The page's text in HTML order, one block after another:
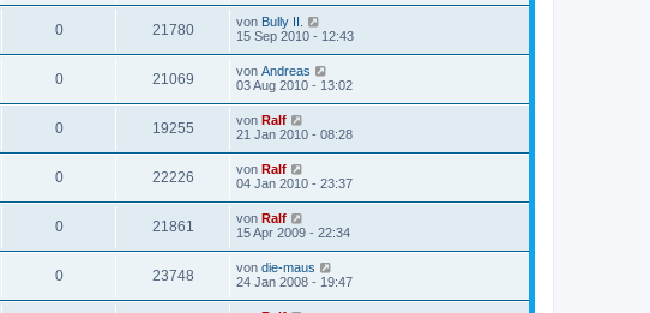
0 21780 von Bully II.
15 Sep 2010 - 12:43
0 21069 von Andreas
03 Aug 2010 - 13:02
0 19255 von Ralf
21 Jan 2010 - 08:28
0 22226 von Ralf
04 Jan 2010 - 23:37
0 21861 von Ralf
15 Apr 2009 - 22:34
0 23748 von die-maus
24 Jan 2008 - 19:47